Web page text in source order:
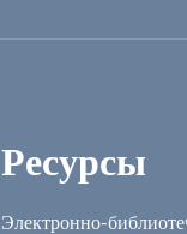
Ресурсы
Электронно-